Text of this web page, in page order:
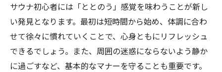
サウナ初心者には「ととのう」感覚を味わうことが新し
い発見となります。最初は短時間から始め、体調に合わ
せて徐々に慣れていくことで、心身ともにリフレッシュ
できるでしょう。また、周囲の迷惑にならないよう静か
に過ごすなど、基本的なマナーを守ることも重要です。